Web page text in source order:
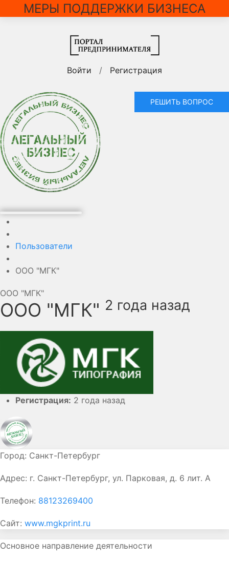
МЕРЫ ПОДДЕРЖКИ БИЗНЕСА
Войти / Регистрация
РЕШИТЬ ВОПРОС
Пользователи
ООО "МГК"
ООО "МГК"
ООО "МГК" 2 года назад
Регистрация: 2 года назад
Город: Санкт-Петербург
Адрес: г. Санкт-Петербург, ул. Парковая, д. 6 лит. А
Телефон: 88123269400
Сайт: www.mgkprint.ru
Основное направление деятельности